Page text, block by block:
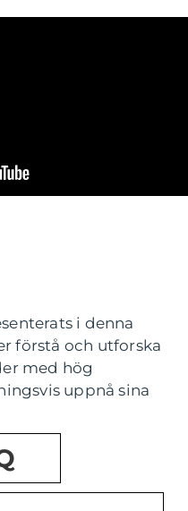
i denna
förstå och utforska
med hög
uppnå sina